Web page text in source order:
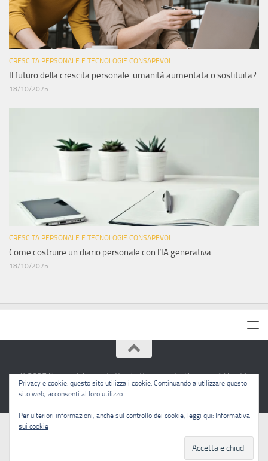
CRESCITA PERSONALE E TECNOLOGIE CONSAPEVOLI
Il futuro della crescita personale: umanità aumentata o sostituita?
18/10/2025
CRESCITA PERSONALE E TECNOLOGIE CONSAPEVOLI
Come costruire un diario personale con l’IA generativa
18/10/2025
© 2025 Sapere Libero · Tutti i diritti riservati · Pensare è libertà.
Privacy e cookie: questo sito utilizza i cookie. Continuando a utilizzare questo
sito web, acconsenti al loro utilizzo.
Per ulteriori informazioni, anche sul controllo dei cookie, leggi qui: Informativa
sui cookie